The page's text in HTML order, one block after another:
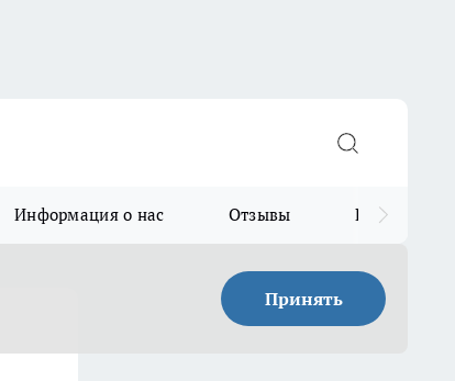
Информация о нас Отзывы Прайс для
Принять